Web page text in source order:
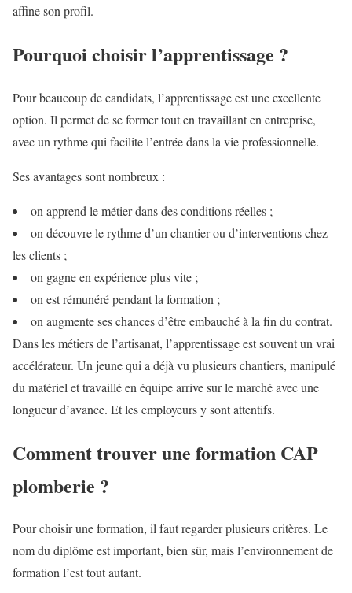
affine son profil.
Pourquoi choisir l’apprentissage ?
Pour beaucoup de candidats, l’apprentissage est une excellente
option. Il permet de se former tout en travaillant en entreprise,
avec un rythme qui facilite l’entrée dans la vie professionnelle.
Ses avantages sont nombreux :
on apprend le métier dans des conditions réelles ;
on découvre le rythme d’un chantier ou d’interventions chez
les clients ;
on gagne en expérience plus vite ;
on est rémunéré pendant la formation ;
on augmente ses chances d’être embauché à la fin du contrat.
Dans les métiers de l’artisanat, l’apprentissage est souvent un vrai
accélérateur. Un jeune qui a déjà vu plusieurs chantiers, manipulé
du matériel et travaillé en équipe arrive sur le marché avec une
longueur d’avance. Et les employeurs y sont attentifs.
Comment trouver une formation CAP
plomberie ?
Pour choisir une formation, il faut regarder plusieurs critères. Le
nom du diplôme est important, bien sûr, mais l’environnement de
formation l’est tout autant.